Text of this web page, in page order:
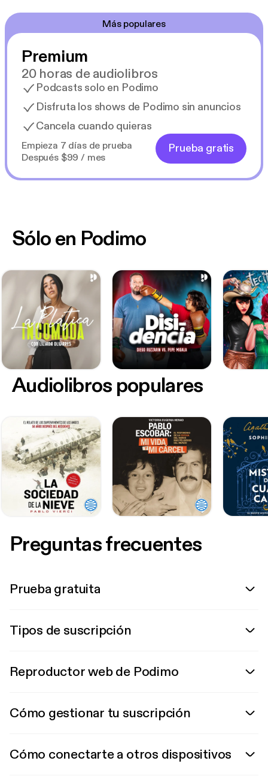
Más populares
Premium
20 horas de audiolibros
Podcasts solo en Podimo
Disfruta los shows de Podimo sin anuncios
Cancela cuando quieras
Empieza 7 días de prueba
Después $99 / mes
Prueba gratis
Sólo en Podimo
Audiolibros populares
Preguntas frecuentes
Prueba gratuita
Tipos de suscripción
Reproductor web de Podimo
Cómo gestionar tu suscripción
Cómo conectarte a otros dispositivos